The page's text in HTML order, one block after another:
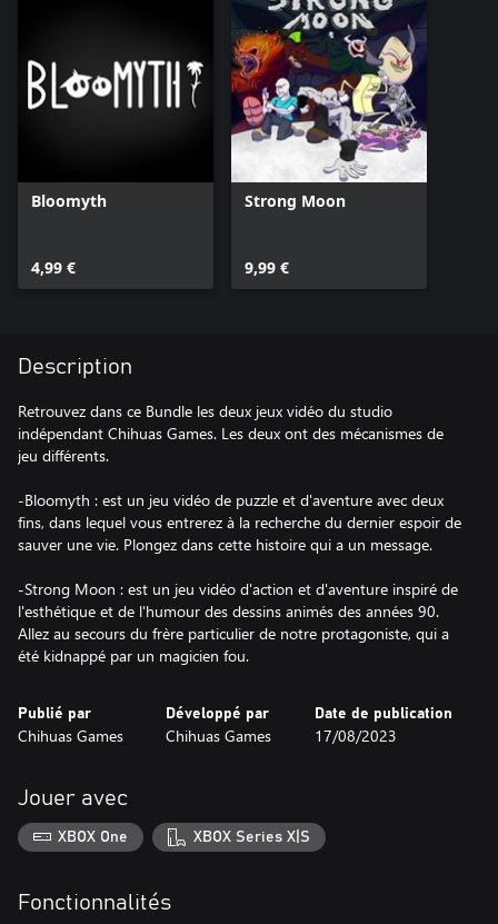
Bloomyth
4,99 €
Strong Moon
9,99 €
Description
Retrouvez dans ce Bundle les deux jeux vidéo du studio
indépendant Chihuas Games. Les deux ont des mécanismes de
jeu différents.
-Bloomyth : est un jeu vidéo de puzzle et d'aventure avec deux
fins, dans lequel vous entrerez à la recherche du dernier espoir de
sauver une vie. Plongez dans cette histoire qui a un message.
-Strong Moon : est un jeu vidéo d'action et d'aventure inspiré de
l'esthétique et de l'humour des dessins animés des années 90.
Allez au secours du frère particulier de notre protagoniste, qui a
été kidnappé par un magicien fou.
Publié par
Chihuas Games
Développé par
Chihuas Games
Date de publication
17/08/2023
Jouer avec
XBOX One XBOX Series X|S
Fonctionnalités